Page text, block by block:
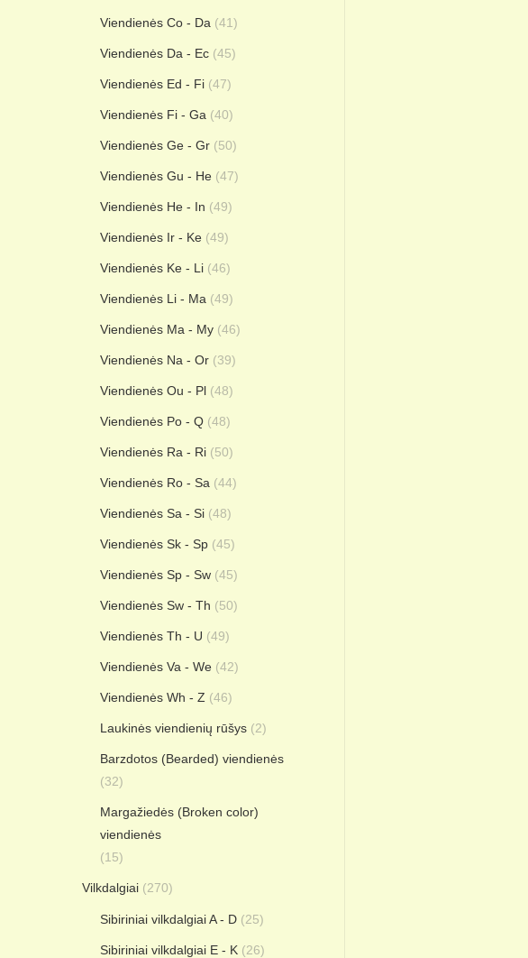
Viendienės Co - Da (41)
Viendienės Da - Ec (45)
Viendienės Ed - Fi (47)
Viendienės Fi - Ga (40)
Viendienės Ge - Gr (50)
Viendienės Gu - He (47)
Viendienės He - In (49)
Viendienės Ir - Ke (49)
Viendienės Ke - Li (46)
Viendienės Li - Ma (49)
Viendienės Ma - My (46)
Viendienės Na - Or (39)
Viendienės Ou - Pl (48)
Viendienės Po - Q (48)
Viendienės Ra - Ri (50)
Viendienės Ro - Sa (44)
Viendienės Sa - Si (48)
Viendienės Sk - Sp (45)
Viendienės Sp - Sw (45)
Viendienės Sw - Th (50)
Viendienės Th - U (49)
Viendienės Va - We (42)
Viendienės Wh - Z (46)
Laukinės viendienių rūšys (2)
Barzdotos (Bearded) viendienės
(32)
Margažiedės (Broken color)
viendienės
(15)
Vilkdalgiai (270)
Sibiriniai vilkdalgiai A - D (25)
Sibiriniai vilkdalgiai E - K (26)